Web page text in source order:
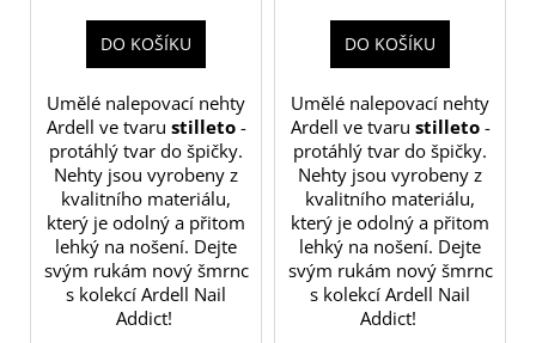
DO KOŠÍKU
Umělé nalepovací nehty
Ardell ve tvaru stilleto-
protáhlý tvar do špičky.
Nehty jsou vyrobeny z
kvalitního materiálu,
který je odolný a přitom
lehký na nošení. Dejte
svým rukám nový šmrnc
s kolekcí Ardell Nail
Addict!
DO KOŠÍKU
Umělé nalepovací nehty
Ardell ve tvaru stilleto-
protáhlý tvar do špičky.
Nehty jsou vyrobeny z
kvalitního materiálu,
který je odolný a přitom
lehký na nošení. Dejte
svým rukám nový šmrnc
s kolekcí Ardell Nail
Addict!